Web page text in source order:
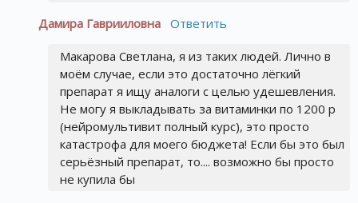
Дамира Гаврииловна Ответить
Макарова Светлана, я из таких людей. Лично в
моём случае, если это достаточно лёгкий
препарат я ищу аналоги с целью удешевления.
Не могу я выкладывать за витаминки по 1200 р
(нейромультивит полный курс), это просто
катастрофа для моего бюджета! Если бы это был
серьёзный препарат, то.... возможно бы просто
не купила бы